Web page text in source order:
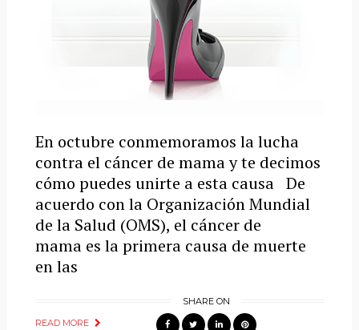
En octubre conmemoramos la lucha
contra el cáncer de mama y te decimos
cómo puedes unirte a esta causa De
acuerdo con la Organización Mundial
de la Salud (OMS), el cáncer de
mama es la primera causa de muerte
en las
READ MORE
SHARE ON